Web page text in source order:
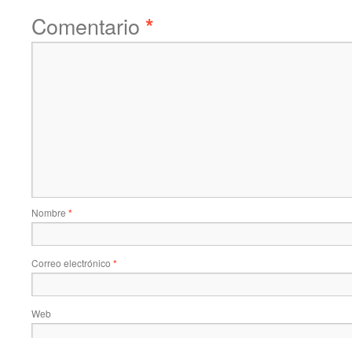
Comentario *
Nombre *
Correo electrónico *
Web